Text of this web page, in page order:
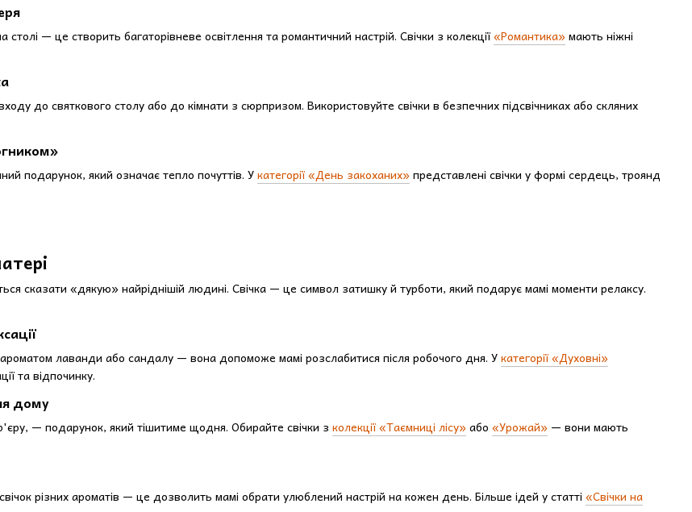
столі — це створить багаторівневе освітлення та романтичний настрій. Свічки з колекції«Романтика»мають ніжні
до святкового столу або до кімнати з сюрпризом. Використовуйте свічки в безпечних підсвічниках або скляних
подарунок, який означає тепло почуттів. Укатегорії «День закоханих»представлені свічки у формі сердець, троянд
сказати «дякую» найріднішій людині. Свічка — це символ затишку й турботи, який подарує мамі моменти релаксу.
ароматом лаванди або сандалу — вона допоможе мамі розслабитися після робочого дня. Укатегорії «Духовні»
та відпочинку.
дому
— подарунок, який тішитиме щодня. Обирайте свічки з колекції «Таємниці лісу»або «Урожай» — вони мають
різних ароматів — це дозволить мамі обрати улюблений настрій на кожен день. Більше ідей у статті «Свічки на